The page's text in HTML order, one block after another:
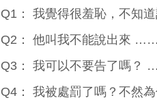
Q1： 我覺得很羞恥，
Q2： 他叫我不能說
Q3： 我可以不要告
Q4： 我被處罰了嗎？不